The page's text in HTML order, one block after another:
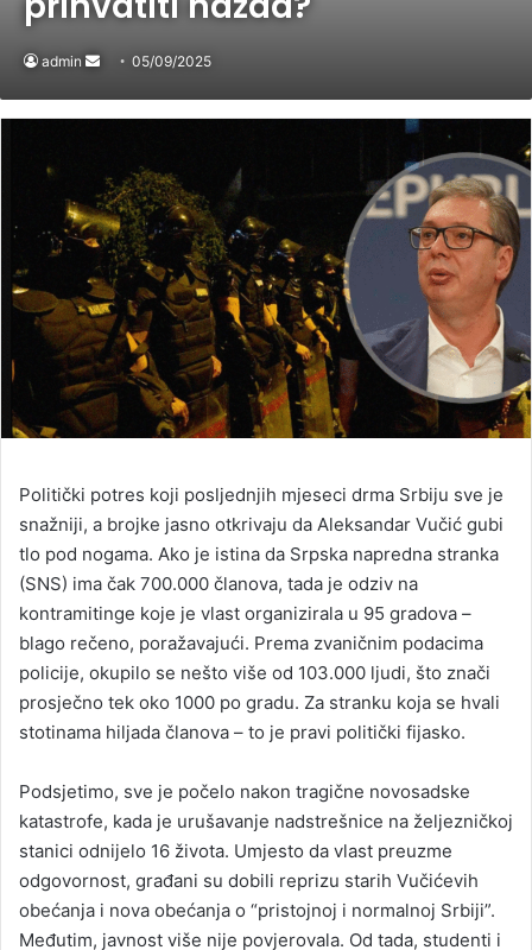
admin
Send
email
05/09/2025
Politički potres koji posljednjih mjeseci drma Srbiju sve je
snažniji, a brojke jasno otkrivaju da Aleksandar Vučić gubi
tlo pod nogama. Ako je istina da Srpska napredna stranka
(SNS) ima čak 700.000 članova, tada je odziv na
kontramitinge koje je vlast organizirala u 95 gradova –
blago rečeno, poražavajući. Prema zvaničnim podacima
policije, okupilo se nešto više od 103.000 ljudi, što znači
prosječno tek oko 1000 po gradu. Za stranku koja se hvali
stotinama hiljada članova – to je pravi politički fijasko.
Podsjetimo, sve je počelo nakon tragične novosadske
katastrofe, kada je urušavanje nadstrešnice na željezničkoj
stanici odnijelo 16 života. Umjesto da vlast preuzme
odgovornost, građani su dobili reprizu starih Vučićevih
obećanja i nova obećanja o “pristojnoj i normalnoj Srbiji”.
Međutim, javnost više nije povjerovala. Od tada, studenti i